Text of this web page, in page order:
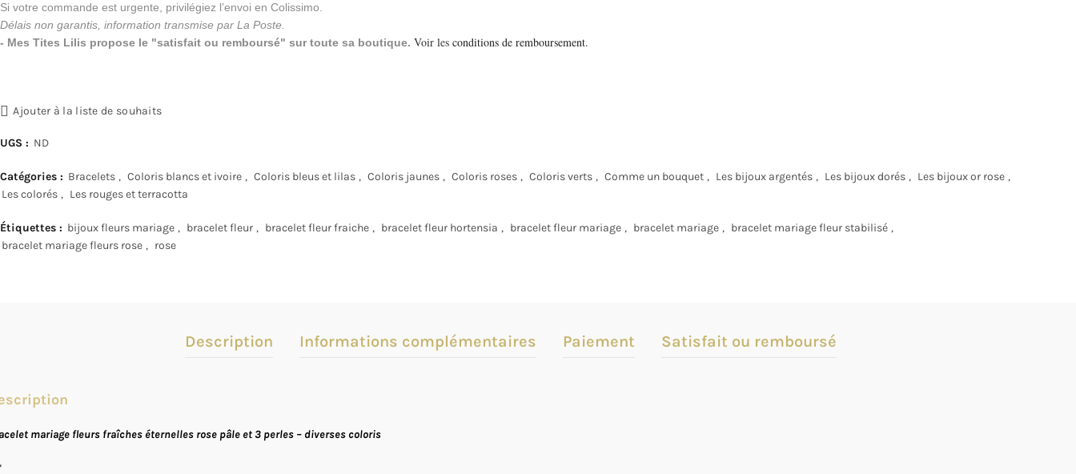
Si votre commande est urgente, privilégiez l’envoi en Colissimo.
Délais non garantis, information transmise par La Poste.
- Mes Tites Lilis propose le "satisfait ou remboursé" sur toute sa boutique. Voir les conditions de remboursement.
Ajouter à la liste de souhaits
UGS : ND
Catégories : Bracelets , Coloris blancs et ivoire , Coloris bleus et lilas , Coloris jaunes , Coloris roses , Coloris verts , Comme un bouquet , Les bijoux argentés , Les bijoux dorés , Les bijoux or rose ,
Les colorés , Les rouges et terracotta
Étiquettes : bijoux fleurs mariage , bracelet fleur , bracelet fleur fraiche , bracelet fleur hortensia , bracelet fleur mariage , bracelet mariage , bracelet mariage fleur stabilisé ,
bracelet mariage fleurs rose , rose
Description Informations complémentaires Paiement Satisfait ou remboursé
mariage fleurs fraîches éternelles rose pâle et 3 perles – diverses coloris